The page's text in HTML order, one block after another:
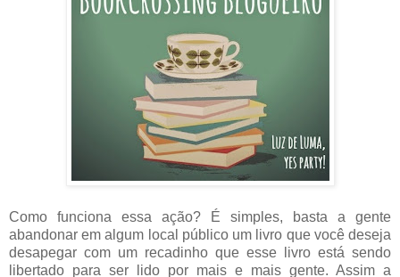
Como funciona essa ação? É simples, basta a gente
abandonar em algum local público um livro que você deseja
desapegar com um recadinho que esse livro está sendo
libertado para ser lido por mais e mais gente. Assim a